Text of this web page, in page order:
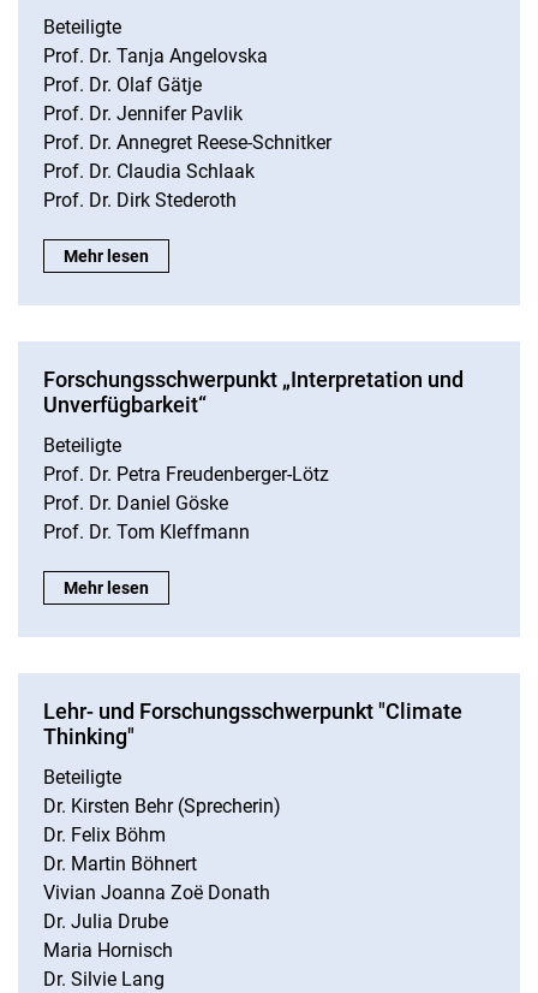
Beteiligte
Prof. Dr. Tanja Angelovska
Prof. Dr. Olaf Gätje
Prof. Dr. Jennifer Pavlik
Prof. Dr. Annegret Reese-Schnitker
Prof. Dr. Claudia Schlaak
Prof. Dr. Dirk Stederoth
Forschungsschwerpunkt „Bildung – Lernen – Medien“:
Mehr lesen
Forschungsschwerpunkt „Interpretation und
Unverfügbarkeit“
Beteiligte
Prof. Dr. Petra Freudenberger-Lötz
Prof. Dr. Daniel Göske
Prof. Dr. Tom Kleffmann
Forschungsschwerpunkt „Interpretation und Unverfügbarkeit“:
Mehr lesen
Lehr- und Forschungsschwerpunkt "Climate
Thinking"
Beteiligte
Dr. Kirsten Behr (Sprecherin)
Dr. Felix Böhm
Dr. Martin Böhnert
Vivian Joanna Zoë Donath
Dr. Julia Drube
Maria Hornisch
Dr. Silvie Lang